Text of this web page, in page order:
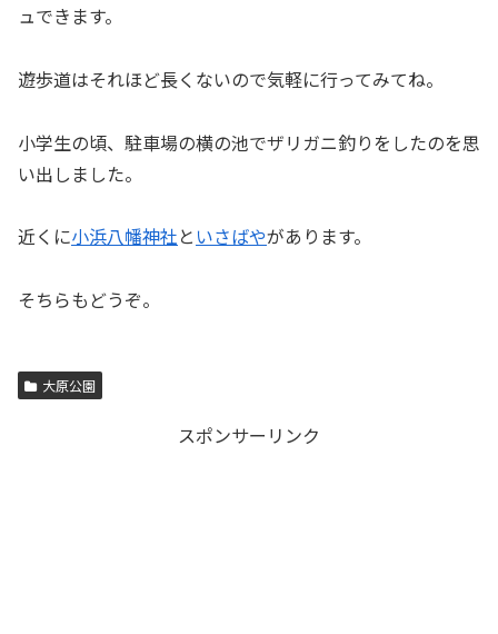
ュできます。
遊歩道はそれほど長くないので気軽に行ってみてね。
小学生の頃、駐車場の横の池でザリガニ釣りをしたのを思
い出しました。
近くに小浜八幡神社と いさばやがあります。
そちらもどうぞ。
大原公園
スポンサーリンク